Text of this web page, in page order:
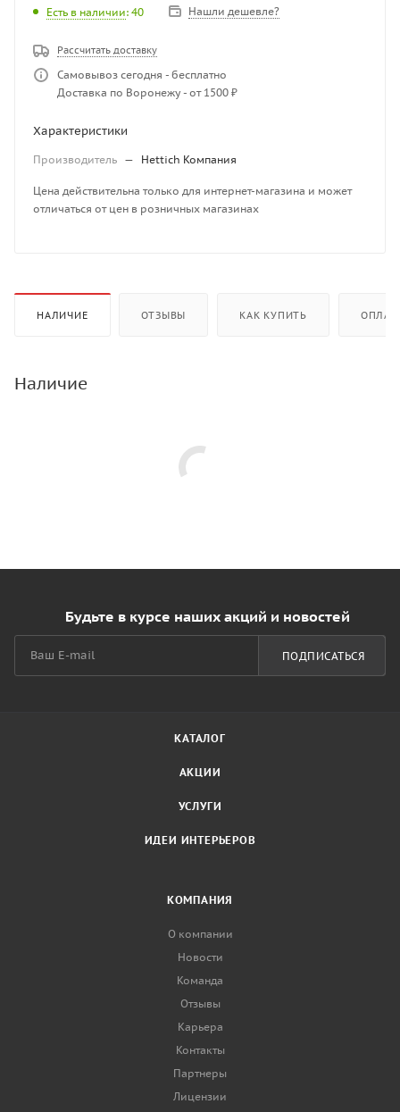
Есть в наличии: 40 Нашли дешевле?
Рассчитать доставку
Самовывоз сегодня - бесплатно
Доставка по Воронежу - от 1500 ₽
Характеристики
Производитель — Hettich Компания
Цена действительна только для интернет-магазина и может
отличаться от цен в розничных магазинах
НАЛИЧИЕ ОТЗЫВЫ КАК КУПИТЬ
Наличие
Будьте в курсе наших акций и новостей
ПОДПИСАТЬСЯ
КАТАЛОГ
АКЦИИ
УСЛУГИ
ИДЕИ ИНТЕРЬЕРОВ
КОМПАНИЯ
О компании
Новости
Команда
Отзывы
Карьера
Контакты
Партнеры
Лицензии